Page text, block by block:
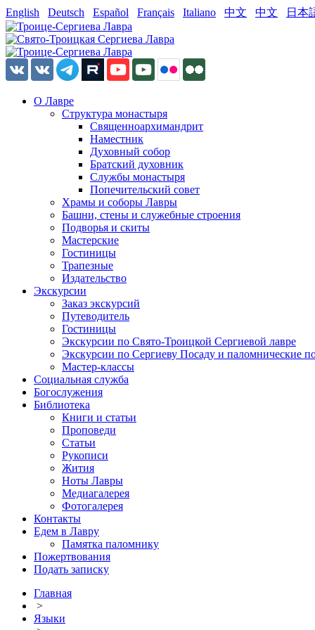
English Deutsch Español Français Italiano 中文 中文 日本
О Лавре
Структура монастыря
Священноархимандрит
Наместник
Духовный собор
Братский духовник
Службы монастыря
Попечительский совет
Храмы и соборы Лавры
Башни, стены и служебные строения
Подворья и скиты
Мастерские
Гостиницы
Трапезные
Издательство
Экскурсии
Заказ экскурсий
Путеводитель
Гостиницы
Экскурсии по Свято-Троицкой Сергиевой лавре
Экскурсии по Сергиеву Посаду и паломнические
Мастер-классы
Социальная служба
Богослужения
Библиотека
Книги и статьи
Проповеди
Статьи
Рукописи
Жития
Ноты Лавры
Медиагалерея
Фотогалерея
Контакты
Едем в Лавру
Памятка паломнику
Пожертвования
Подать записку
Главная
>
Языки